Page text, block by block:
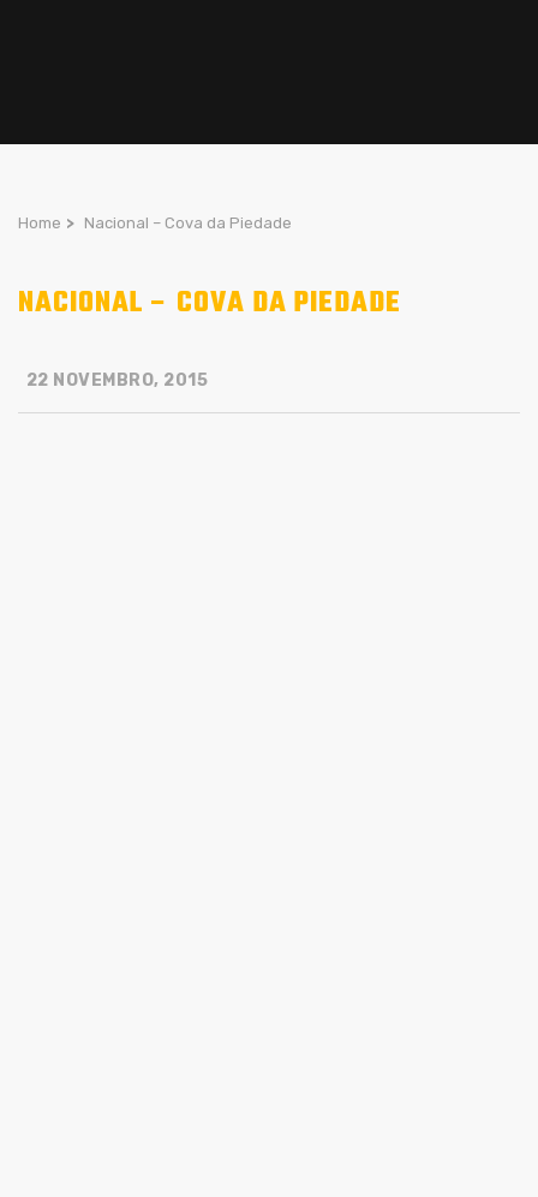
Home > Nacional – Cova da Piedade
NACIONAL – COVA DA PIEDADE
22 NOVEMBRO, 2015